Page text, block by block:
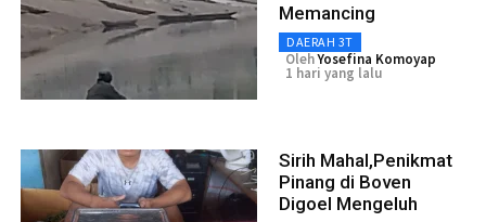
Memancing
DAERAH 3T
OlehYosefina Komoyap
1 hari yang lalu
Sirih Mahal,Penikmat
Pinang di Boven
Digoel Mengeluh